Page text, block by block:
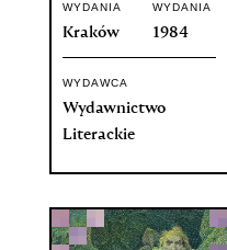
WYDANIA
Kraków
WYDANIA
1984
WYDAWCA
Wydawnictwo
Literackie